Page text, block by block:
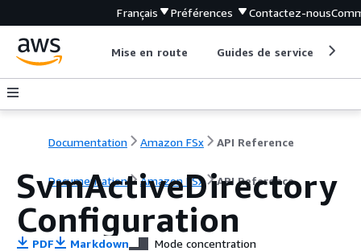
Français Préférences Contactez-nous
Mise en route Guides de service
Documentation Amazon FSx API Reference
Documentation Amazon FSx API Reference
SvmActiveDirectory
Configuration
PDF Markdown Mode concentration